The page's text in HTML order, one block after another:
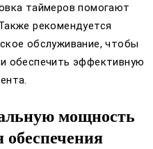
таймеров помогают
рекомендуется
обслуживание, чтобы
обеспечить эффективную
мощность
обеспечения